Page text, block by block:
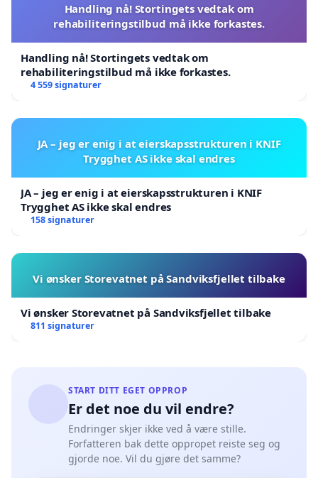
Handling nå! Stortingets vedtak om
rehabiliteringstilbud må ikke forkastes.
Handling nå! Stortingets vedtak om
rehabiliteringstilbud må ikke forkastes.
4 559 signaturer
JA – jeg er enig i at eierskapsstrukturen i KNIF
Trygghet AS ikke skal endres
JA – jeg er enig i at eierskapsstrukturen i KNIF
Trygghet AS ikke skal endres
158 signaturer
Vi ønsker Storevatnet på Sandviksfjellet tilbake
Vi ønsker Storevatnet på Sandviksfjellet tilbake
811 signaturer
START DITT EGET OPPROP
Er det noe du vil endre?
Endringer skjer ikke ved å være stille.
Forfatteren bak dette oppropet reiste seg og
gjorde noe. Vil du gjøre det samme?